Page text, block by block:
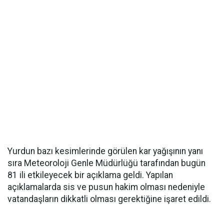
Yurdun bazı kesimlerinde görülen kar yağışının yanı
sıra Meteoroloji Genle Müdürlüğü tarafından bugün
81 ili etkileyecek bir açıklama geldi. Yapılan
açıklamalarda sis ve pusun hakim olması nedeniyle
vatandaşların dikkatli olması gerektiğine işaret edildi.